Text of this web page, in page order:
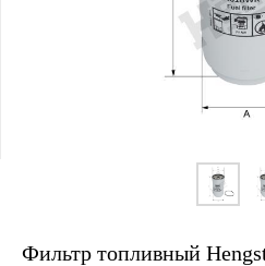
Фильтр топливный